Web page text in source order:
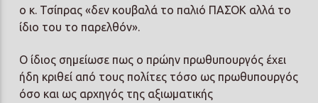
ο κ. Τσίπρας «δεν κουβαλά το παλιό ΠΑΣΟΚ αλλά το
ίδιο του το παρελθόν».
Ο ίδιος σημείωσε πως ο πρώην πρωθυπουργός έχει
ήδη κριθεί από τους πολίτες τόσο ως πρωθυπουργός
όσο και ως αρχηγός της αξιωματικής